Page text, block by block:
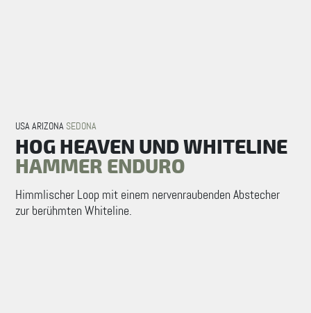
USA ARIZONA SEDONA
HOG HEAVEN UND WHITELINE
HAMMER ENDURO
Himmlischer Loop mit einem nervenraubenden Abstecher
zur berühmten Whiteline.